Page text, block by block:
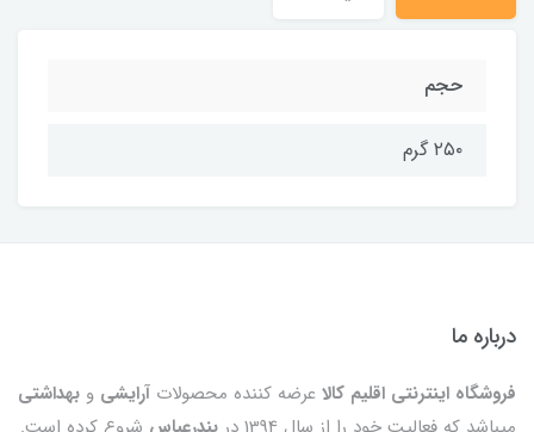
حجم
۲۵۰ گرم
درباره ما
فروشگاه اینترنتی اقلیم کالا عرضه کننده محصولات آرایشی و بهداشتی